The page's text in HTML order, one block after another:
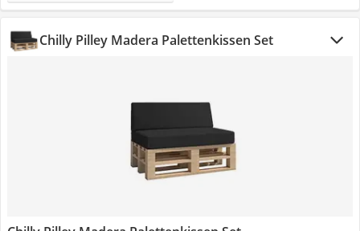
Chilly Pilley Madera Palettenkissen Set